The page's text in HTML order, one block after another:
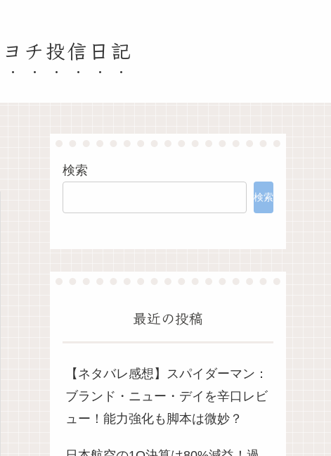
チ投信日記
検索
検索
最近の投稿
【ネタバレ感想】スパイダーマン：
ブランド・ニュー・デイを辛口レビ
ュー！能力強化も脚本は微妙？